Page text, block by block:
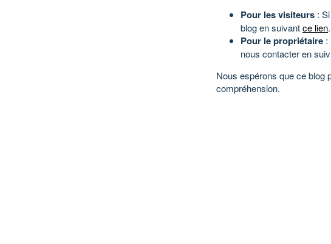
Pour les visiteurs :
blog en suivantce lien.
Pour le propriétaire :
nous contacter en
Nous espérons que ce blog
compréhension.